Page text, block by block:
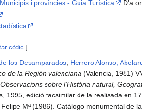
i províncies - Guia Turística
D'a
còdic ]
los Desamparados Herrero Alonso,
de la Región valenciana (Valencia, 1981)
.Observacions sobre l'Història natural,
1995, edició facsimilar de la realisada en
Mª (1986). Catálogo monumental de